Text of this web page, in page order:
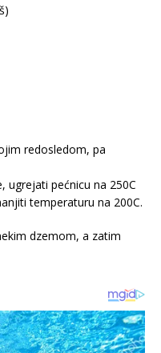
redosledom, pa
ugrejati pećnicu na 250C
temperaturu na 200C.
dzemom, a zatim